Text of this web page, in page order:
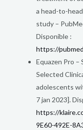
a head-to-
study –
Disponible :
https://
Equazen Pro –
Selected
adolescents
7 jan 2023].
https://
9E60-492E-